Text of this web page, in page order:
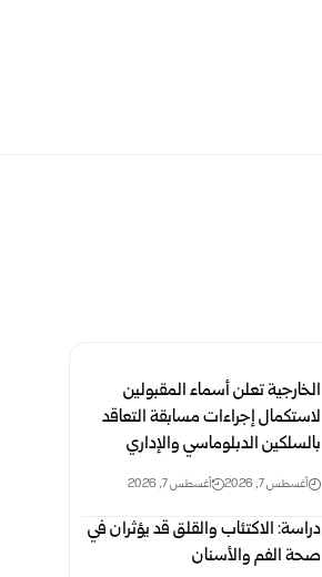
الخارجية تعلن أسماء المقبولين
لاستكمال إجراءات مسابقة التعاقد
بالسلكين ‏الدبلوماسي والإداري
أغسطس 7, 2026 أغسطس 7, 2026
دراسة: الاكتئاب والقلق قد يؤثران في
صحة الفم والأسنان